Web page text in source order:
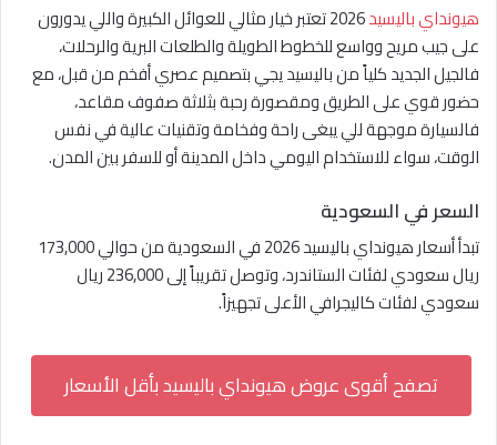
هيونداي باليسيد
2026 تعتبر خيار مثالي للعوائل الكبيرة واللي يدورون
على جيب مريح وواسع للخطوط الطويلة والطلعات البرية والرحلات،
فالجيل الجديد كلياً من باليسيد يجي بتصميم عصري أفخم من قبل، مع
حضور قوي على الطريق ومقصورة رحبة بثلاثة صفوف مقاعد،
فالسيارة موجهة للي يبغى راحة وفخامة وتقنيات عالية في نفس
الوقت، سواء للاستخدام اليومي داخل المدينة أو للسفر بين المدن.
السعر في السعودية
تبدأ أسعار هيونداي باليسيد 2026 في السعودية من حوالي 173,000
ريال سعودي لفئات الستاندرد، وتوصل تقريباً إلى 236,000 ريال
سعودي لفئات كاليجرافي الأعلى تجهيزاً.
تصفح أقوى عروض هيونداي باليسيد بأقل الأسعار